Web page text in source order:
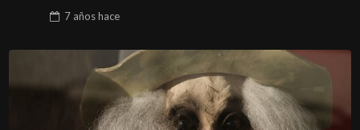
7 añoshace